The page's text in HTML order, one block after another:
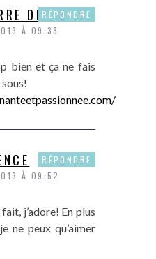
DE P&P
À 09:38
bien et ça ne fais
RÉPONDRE
À 09:52
j’adore! En plus
ne peux qu’aimer
RÉPONDRE